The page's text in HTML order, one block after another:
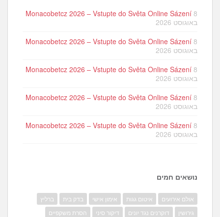
Monacobetcz 2026 – Vstupte do Světa Online Sázení 8
באוגוסט 2026
Monacobetcz 2026 – Vstupte do Světa Online Sázení 8
באוגוסט 2026
Monacobetcz 2026 – Vstupte do Světa Online Sázení 8
באוגוסט 2026
Monacobetcz 2026 – Vstupte do Světa Online Sázení 8
באוגוסט 2026
Monacobetcz 2026 – Vstupte do Světa Online Sázení 8
באוגוסט 2026
נושאים חמים
אולם אירועים איטום גגות אימון אישי בדק בית
ברליץ
גירושין
דוקרנים נגד יונים דיקור סיני
הסרת משקפיים